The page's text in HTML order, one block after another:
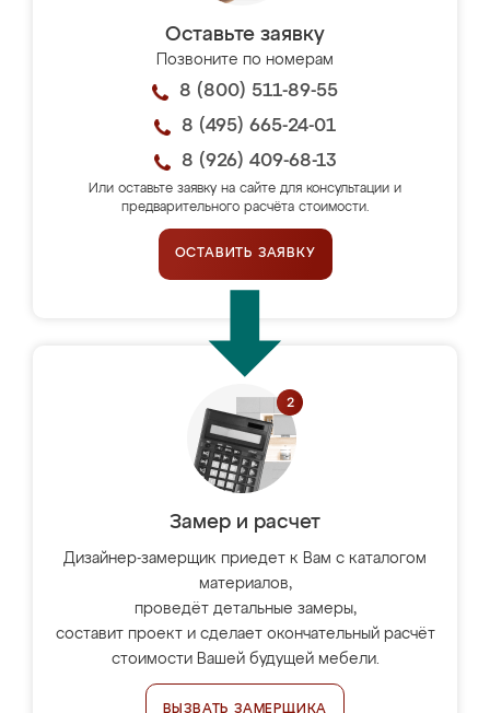
Оставьте заявку
Позвоните по номерам
8 (800) 511-89-55
8 (495) 665-24-01
8 (926) 409-68-13
Или оставьте заявку на сайте для консультации и
предварительного расчёта стоимости.
ОСТАВИТЬ ЗАЯВКУ
Замер и расчет
Дизайнер-замерщик приедет к Вам с каталогом
материалов,
проведёт детальные замеры,
составит проект и сделает окончательный расчёт
стоимости Вашей будущей мебели.
ВЫЗВАТЬ ЗАМЕРЩИКА